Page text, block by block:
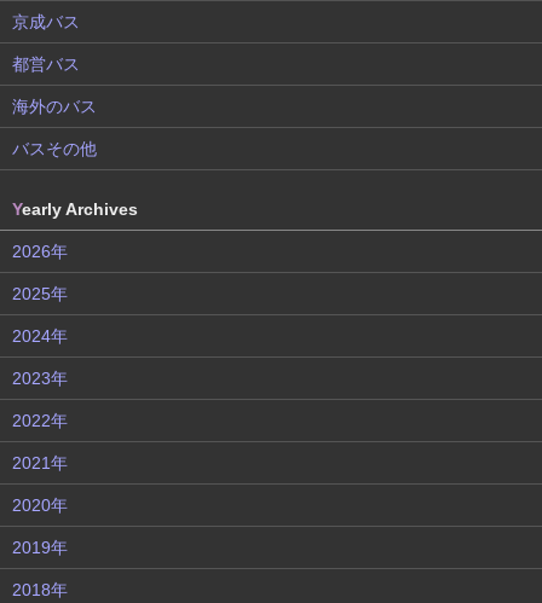
京成バス
都営バス
海外のバス
バスその他
Yearly Archives
2026年
2025年
2024年
2023年
2022年
2021年
2020年
2019年
2018年